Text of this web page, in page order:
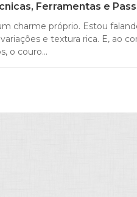
Ferramentas e
charme próprio. Estou
e textura rica. E, ao
o couro...